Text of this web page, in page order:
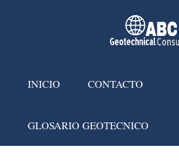
INICIO CONTACTO
GLOSARIO GEOTECNICO